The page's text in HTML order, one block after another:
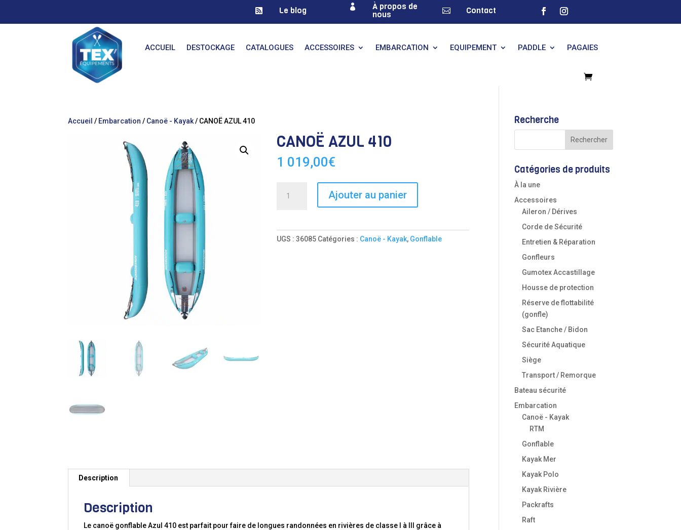
 Le blog  À propos de
nous  Contact
ACCUEIL DESTOCKAGE CATALOGUES ACCESSOIRES EMBARCATION EQUIPEMENT PADDLE PAGAIES
Accueil / Embarcation / Canoë - Kayak/ CANOË AZUL 410
CANOË AZUL 410
1 019,00€
Ajouter au panier
UGS :36085 Catégories : Canoë - Kayak, Gonflable
Description
Description
Le canoë gonflable Azul 410 est parfait pour faire de longues randonnées en rivières de classe I à III grâce à
Recherche
Catégories de produits
À la une
Accessoires
Aileron / Dérives
Corde de Sécurité
Entretien & Réparation
Gonfleurs
Gumotex Accastillage
Housse de protection
Réserve de flottabilité
(gonfle)
Sac Etanche / Bidon
Sécurité Aquatique
Siège
Transport / Remorque
Bateau sécurité
Embarcation
Canoë - Kayak
RTM
Gonflable
Kayak Mer
Kayak Polo
Kayak Rivière
Packrafts
Raft